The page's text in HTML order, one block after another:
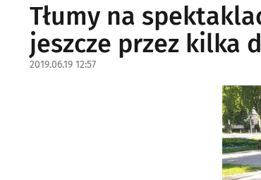
Tłumy na
jeszcze przez kilka
2019.06.19 12:57